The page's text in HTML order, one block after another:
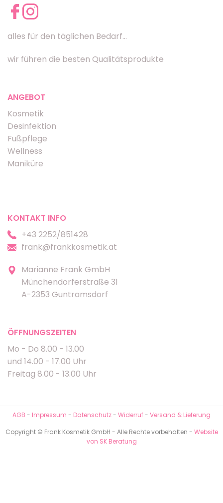
alles für den täglichen Bedarf...
wir führen die besten Qualitätsprodukte
ANGEBOT
Kosmetik
Desinfektion
Fußpflege
Wellness
Maniküre
KONTAKT INFO
+43 2252/851428
frank@frankkosmetik.at
Marianne Frank GmbH
Münchendorferstraße 31
A-2353 Guntramsdorf
ÖFFNUNGSZEITEN
Mo - Do 8.00 - 13.00
und 14.00 - 17.00 Uhr
Freitag 8.00 - 13.00 Uhr
AGB - Impressum - Datenschutz- Widerruf- Versand & Lieferung
Copyright © Frank Kosmetik GmbH - Alle Rechte vorbehalten - Website
von SK Beratung